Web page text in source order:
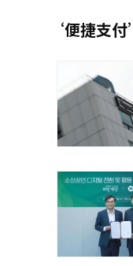
‘便捷支付’